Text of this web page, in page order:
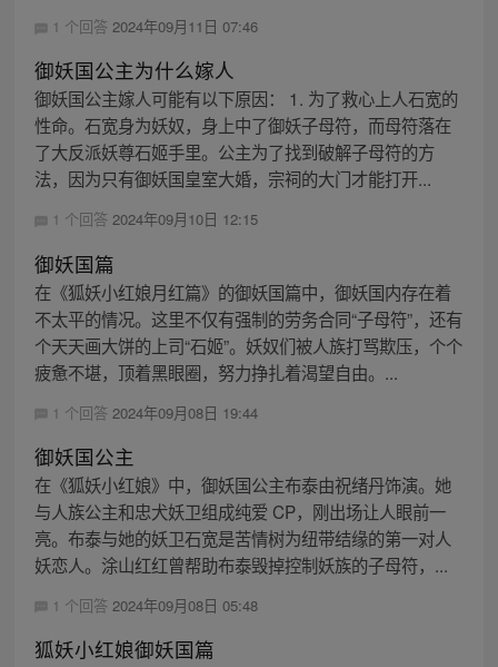
1 个回答 2024年09月11日 07:46
御妖国公主为什么嫁人
御妖国公主嫁人可能有以下原因： 1. 为了救心上人石宽的
性命。石宽身为妖奴，身上中了御妖子母符，而母符落在
了大反派妖尊石姬手里。公主为了找到破解子母符的方
法，因为只有御妖国皇室大婚，宗祠的大门才能打开...
1 个回答 2024年09月10日 12:15
御妖国篇
在《狐妖小红娘月红篇》的御妖国篇中，御妖国内存在着
不太平的情况。这里不仅有强制的劳务合同“子母符”，还有
个天天画大饼的上司“石姬”。妖奴们被人族打骂欺压，个个
疲惫不堪，顶着黑眼圈，努力挣扎着渴望自由。...
1 个回答 2024年09月08日 19:44
御妖国公主
在《狐妖小红娘》中，御妖国公主布泰由祝绪丹饰演。她
与人族公主和忠犬妖卫组成纯爱 CP，刚出场让人眼前一
亮。布泰与她的妖卫石宽是苦情树为纽带结缘的第一对人
妖恋人。涂山红红曾帮助布泰毁掉控制妖族的子母符，...
1 个回答 2024年09月08日 05:48
狐妖小红娘御妖国篇